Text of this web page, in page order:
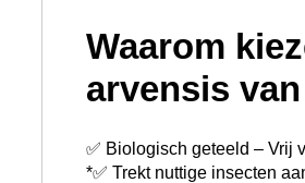
Waarom
arvensis
✅ Biologisch geteeld – Vrij
*✅ Trekt nuttige insecten